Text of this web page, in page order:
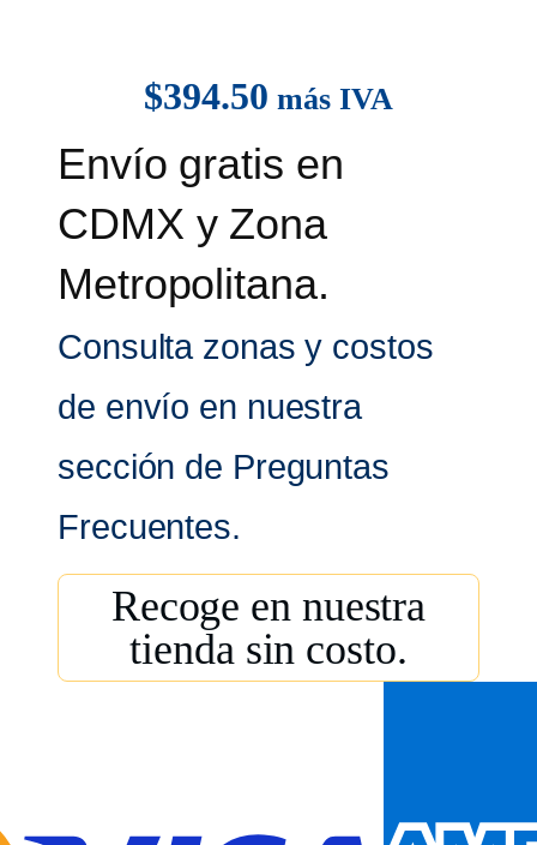
$394.50 más IVA
Envío gratis en
CDMX y Zona
Metropolitana.
Consulta zonas y costos
de envío en nuestra
sección de Preguntas
Frecuentes.
Recoge en nuestra
tienda sin costo.